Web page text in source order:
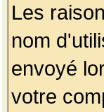
Les
nom
envoyé
votre